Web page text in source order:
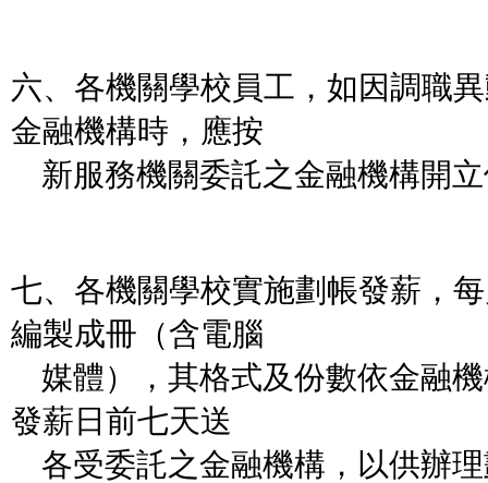
六、各機關學校員工，如因調職
金融機構時，應按
新服務機關委託之金融機構開
七、各機關學校實施劃帳發薪，
編製成冊（含電腦
媒體），其格式及份數依金融
發薪日前七天送
各受委託之金融機構，以供辦